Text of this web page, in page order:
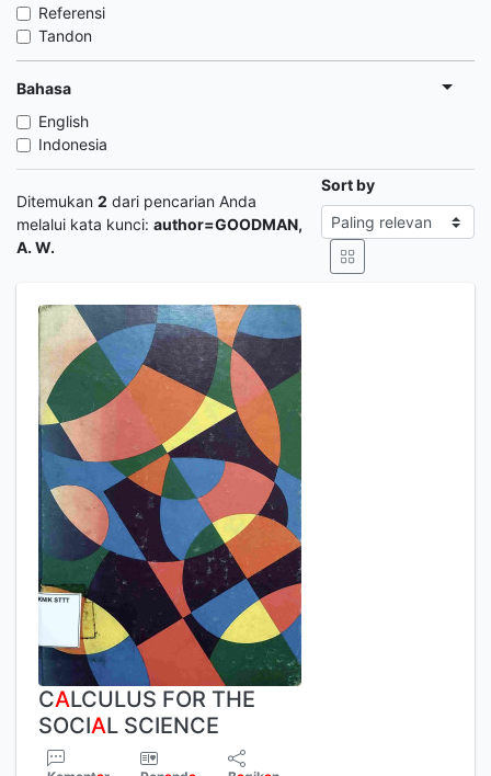
Referensi
Tandon
Bahasa
English
Indonesia
Ditemukan 2 dari pencarian Anda
melalui kata kunci: author=GOODMAN,
A. W.
Sort by
CALCULUS FOR THE
SOCIAL SCIENCE